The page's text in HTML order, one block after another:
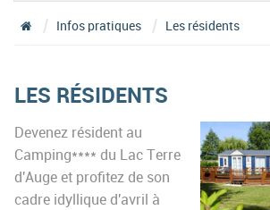
Infos pratiques Les résidents
LES RÉSIDENTS
Devenez résident au
Camping**** du Lac Terre
d'Auge et profitez de son
cadre idyllique d'avril à